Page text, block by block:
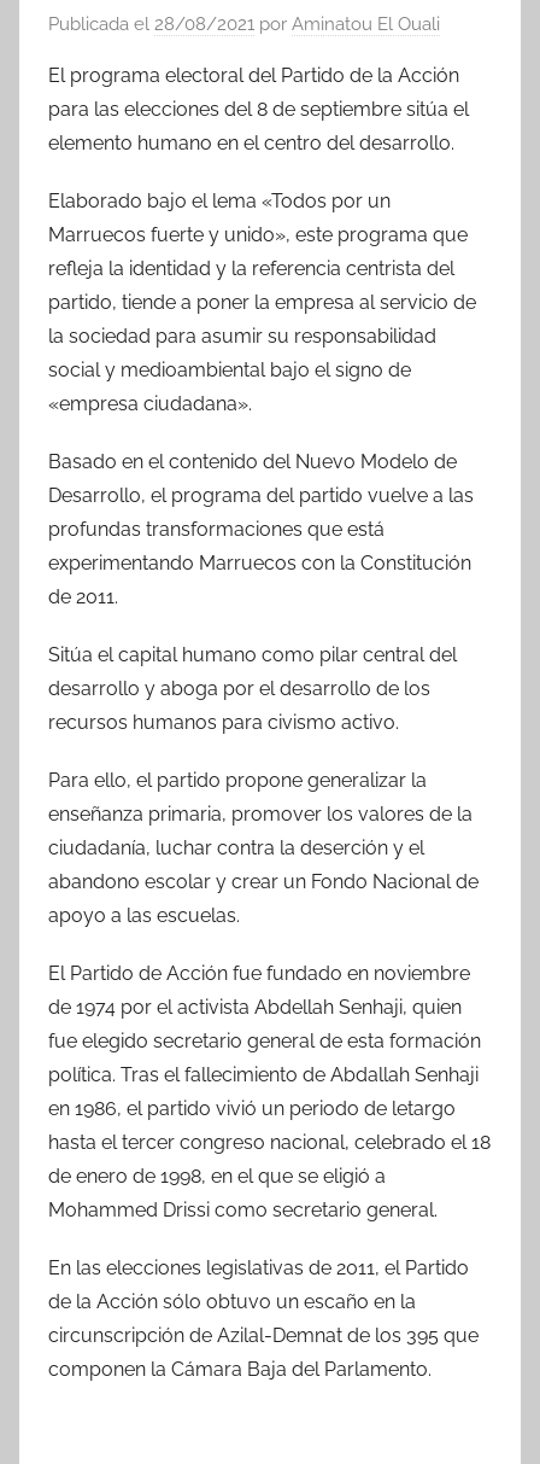
Publicada el 28/08/2021 por Aminatou El Ouali
El programa electoral del Partido de la Acción
para las elecciones del 8 de septiembre sitúa el
elemento humano en el centro del desarrollo.
Elaborado bajo el lema «Todos por un
Marruecos fuerte y unido», este programa que
refleja la identidad y la referencia centrista del
partido, tiende a poner la empresa al servicio de
la sociedad para asumir su responsabilidad
social y medioambiental bajo el signo de
«empresa ciudadana».
Basado en el contenido del Nuevo Modelo de
Desarrollo, el programa del partido vuelve a las
profundas transformaciones que está
experimentando Marruecos con la Constitución
de 2011.
Sitúa el capital humano como pilar central del
desarrollo y aboga por el desarrollo de los
recursos humanos para civismo activo.
Para ello, el partido propone generalizar la
enseñanza primaria, promover los valores de la
ciudadanía, luchar contra la deserción y el
abandono escolar y crear un Fondo Nacional de
apoyo a las escuelas.
El Partido de Acción fue fundado en noviembre
de 1974 por el activista Abdellah Senhaji, quien
fue elegido secretario general de esta formación
política. Tras el fallecimiento de Abdallah Senhaji
en 1986, el partido vivió un periodo de letargo
hasta el tercer congreso nacional, celebrado el 18
de enero de 1998, en el que se eligió a
Mohammed Drissi como secretario general.
En las elecciones legislativas de 2011, el Partido
de la Acción sólo obtuvo un escaño en la
circunscripción de Azilal-Demnat de los 395 que
componen la Cámara Baja del Parlamento.